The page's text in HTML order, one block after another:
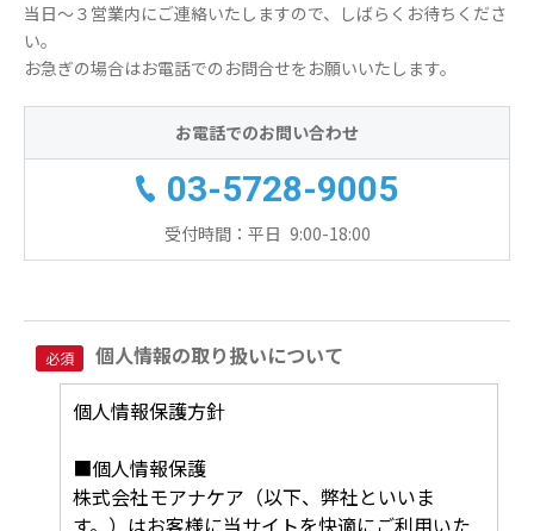
当日～３営業内にご連絡いたしますので、しばらくお待ちくださ
い。
お急ぎの場合はお電話でのお問合せをお願いいたします。
お電話でのお問い合わせ
03-5728-9005
受付時間：平日 9:00-18:00
必須 個人情報の取り扱いについて